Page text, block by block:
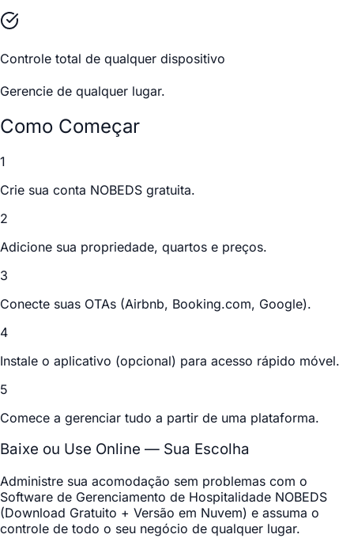
Controle total de qualquer dispositivo
Gerencie de qualquer lugar.
Como Começar
1
Crie sua conta NOBEDS gratuita.
2
Adicione sua propriedade, quartos e preços.
3
Conecte suas OTAs (Airbnb, Booking.com, Google).
4
Instale o aplicativo (opcional) para acesso rápido móvel.
5
Comece a gerenciar tudo a partir de uma plataforma.
Baixe ou Use Online — Sua Escolha
Administre sua acomodação sem problemas com o
Software de Gerenciamento de Hospitalidade NOBEDS
(Download Gratuito + Versão em Nuvem) e assuma o
controle de todo o seu negócio de qualquer lugar.